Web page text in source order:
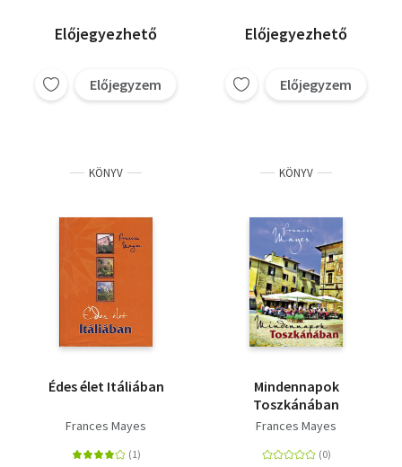
Előjegyezhető
Előjegyzem
Előjegyezhető
Előjegyzem
KÖNYV
Édes élet Itáliában
Frances Mayes
KÖNYV
Mindennapok
Toszkánában
Frances Mayes